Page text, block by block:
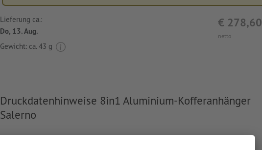
netto
€ 278,60
Lieferung ca.:
Do, 13. Aug.
Gewicht: ca. 43 g
Druckdatenhinweise 8in1 Aluminium-Kofferanhänger
Salerno